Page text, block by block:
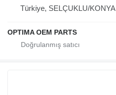
Türkiye, SELÇUKLU/KONYA
OPTIMA OEM PARTS